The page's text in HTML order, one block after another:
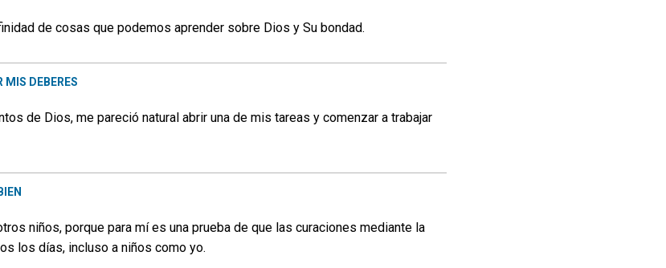
de cosas que podemos aprender sobre Dios y Su bondad.
MIS DEBERES
de Dios, me pareció natural abrir una de mis tareas y comenzar a trabajar
niños, porque para mí es una prueba de que las curaciones mediante la
los días, incluso a niños como yo.